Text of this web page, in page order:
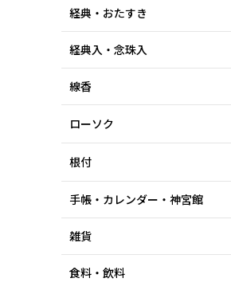
経典・おたすき
経典入・念珠入
線香
ローソク
根付
手帳・カレンダー・神宮館
雑貨
食料・飲料